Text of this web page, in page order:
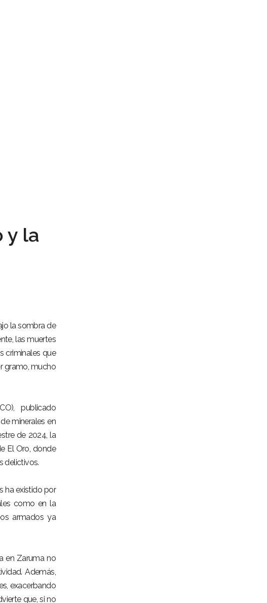
y la
la sombra de
las muertes
criminales que
gramo, mucho
publicado
minerales en
de 2024, la
El Oro, donde
delictivos.
ha existido por
como en la
armados ya
en Zaruma no
Además,
exacerbando
que, si no